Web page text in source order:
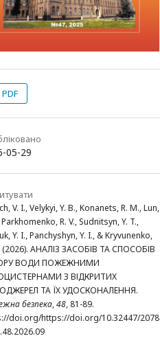
PDF
05-29
V. I., Velykyi, Y. B., Konanets, R. M., Lun,
Parkhomenko, R. V., Sudnitsyn, Y. T.,
Y. I., Panchyshyn, Y. I., & Kryvunenko,
(2026). АНАЛІЗ ЗАСОБІВ ТА СПОСОБІВ
ВОДИ ПОЖЕЖНИМИ
З ВІДКРИТИХ
ТА ЇХ УДОСКОНАЛЕННЯ.
безпека,48, 81-89.
doi.org/https://doi.org/10.32447/2078